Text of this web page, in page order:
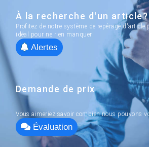
À la recherche d'un article?
Profitez de notre système de repérage d'article
idéal pour ne rien manquer!
Alertes
Demande de prix
Vous aimeriez savoir combien nous pouvons
Évaluation